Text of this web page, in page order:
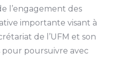
l’engagement des
importante visant à
de l’UFM et son
poursuivre avec